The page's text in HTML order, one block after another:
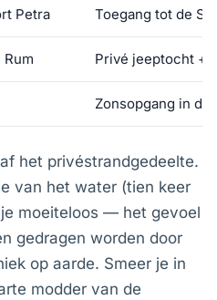
Petra Toegang tot de
Rum Privé jeeptocht +
Zonsopgang in de
het privéstrandgedeelte.
van het water (tien keer
moeiteloos — het gevoel
gedragen worden door
op aarde. Smeer je in
modder van de